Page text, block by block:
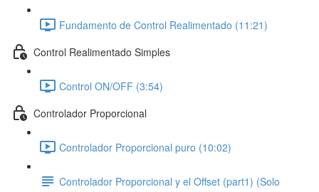
Fundamento de Control Realimentado (11:21)
Control Realimentado Simples
Control ON/OFF (3:54)
Controlador Proporcional
Controlador Proporcional puro (10:02)
Controlador Proporcional y el Offset (part1) (Solo